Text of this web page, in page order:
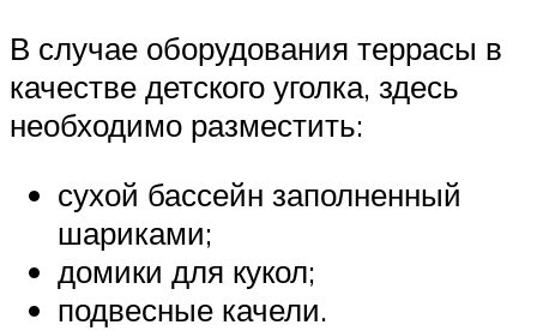
В случае оборудования террасы в
качестве детского уголка, здесь
необходимо разместить:
сухой бассейн заполненный
шариками;
домики для кукол;
подвесные качели.